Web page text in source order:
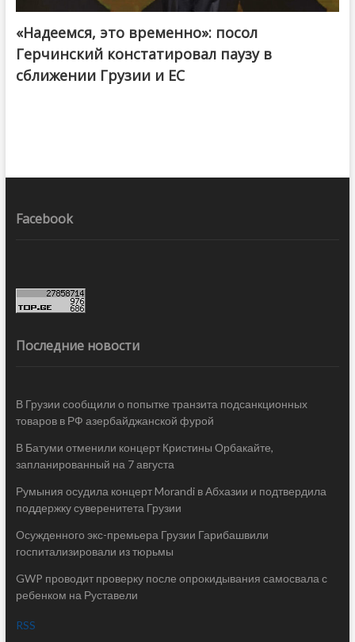
«Надеемся, это временно»: посол
Герчинский констатировал паузу в
сближении Грузии и ЕС
Facebook
Последние новости
В Грузии сообщили о попытке транзита подсанкционных
товаров в РФ азербайджанской фурой
В Батуми отменили концерт Кристины Орбакайте,
запланированный на 7 августа
Румыния осудила концерт Morandi в Абхазии и подтвердила
поддержку суверенитета Грузии
Осужденного экс-премьера Грузии Гарибашвили
госпитализировали из тюрьмы
GWP проводит проверку после опрокидывания самосвала с
ребенком на Руставели
RSS